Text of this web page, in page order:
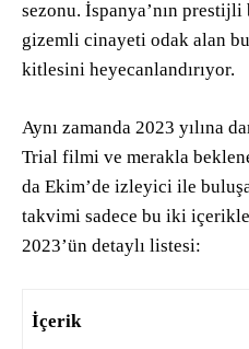
sezonu. İspanya’nın
gizemli cinayeti odak alan
kitlesini heyecanlandırıyor.
Aynı zamanda 2023 yılına
Trial filmi ve merakla
da Ekim’de izleyici ile
takvimi sadece bu iki içerikle
2023’ün detaylı listesi:
İçerik